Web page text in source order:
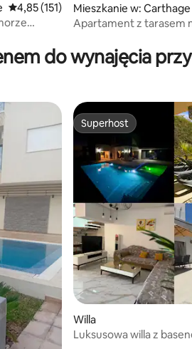
Średnia ocena: 4,85 na 5, liczba
4,85 (151)
Mieszkanie w: Carthage
Apartament z tarasem
do wynajęcia
Wybór gości Superhost
Superhost
Willa
Luksusowa willa z